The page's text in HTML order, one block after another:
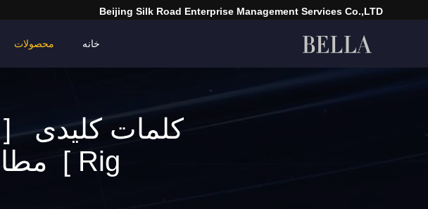
Beijing Silk Road Enterprise Management Services Co.,LTD
خانه محصولات
Rig ] مطابقت 24 محصولات